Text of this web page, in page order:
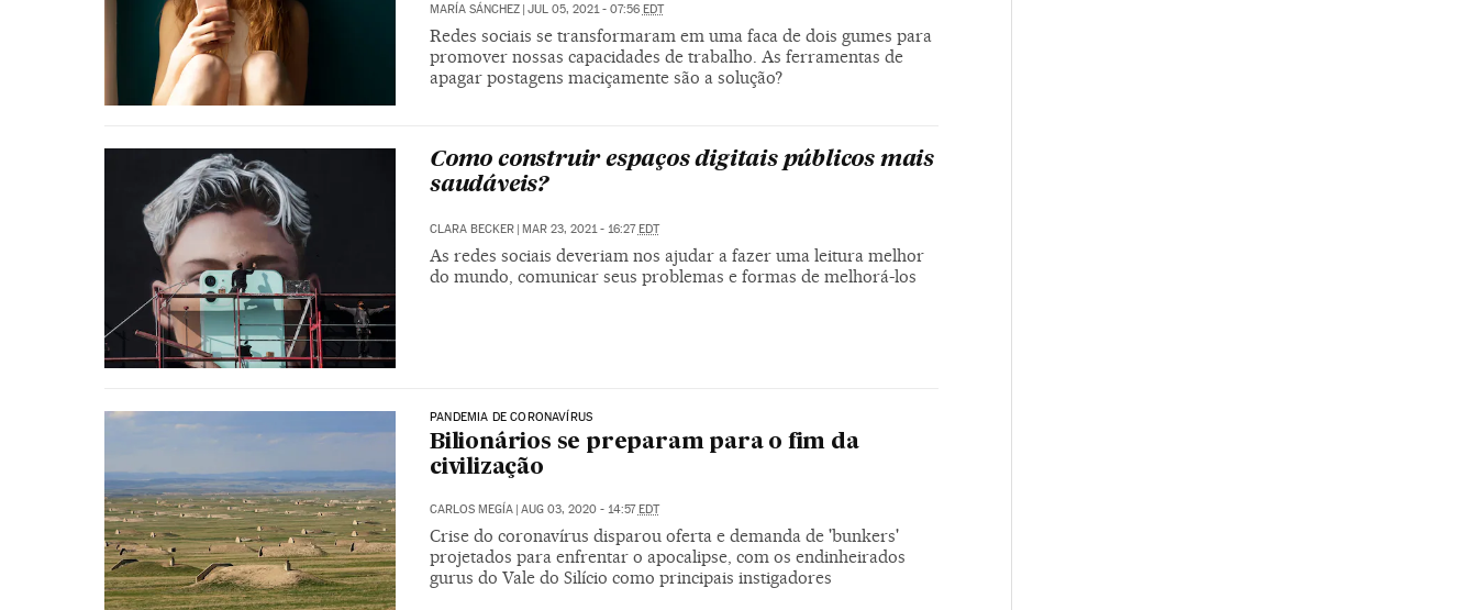
MARÍA SÁNCHEZ | JUL 05, 2021 - 07:56 EDT
Redes sociais se transformaram em uma faca de dois gumes para
promover nossas capacidades de trabalho. As ferramentas de
apagar postagens maciçamente são a solução?
Como construir espaços digitais públicos mais
saudáveis?
CLARA BECKER | MAR 23, 2021 - 16:27EDT
As redes sociais deveriam nos ajudar a fazer uma leitura melhor
do mundo, comunicar seus problemas e formas de melhorá-los
PANDEMIA DE CORONAVÍRUS
Bilionários se preparam para o fim da
civilização
CARLOS MEGÍA | AUG 03, 2020 - 14:57EDT
Crise do coronavírus disparou oferta e demanda de 'bunkers'
projetados para enfrentar o apocalipse, com os endinheirados
gurus do Vale do Silício como principais instigadores